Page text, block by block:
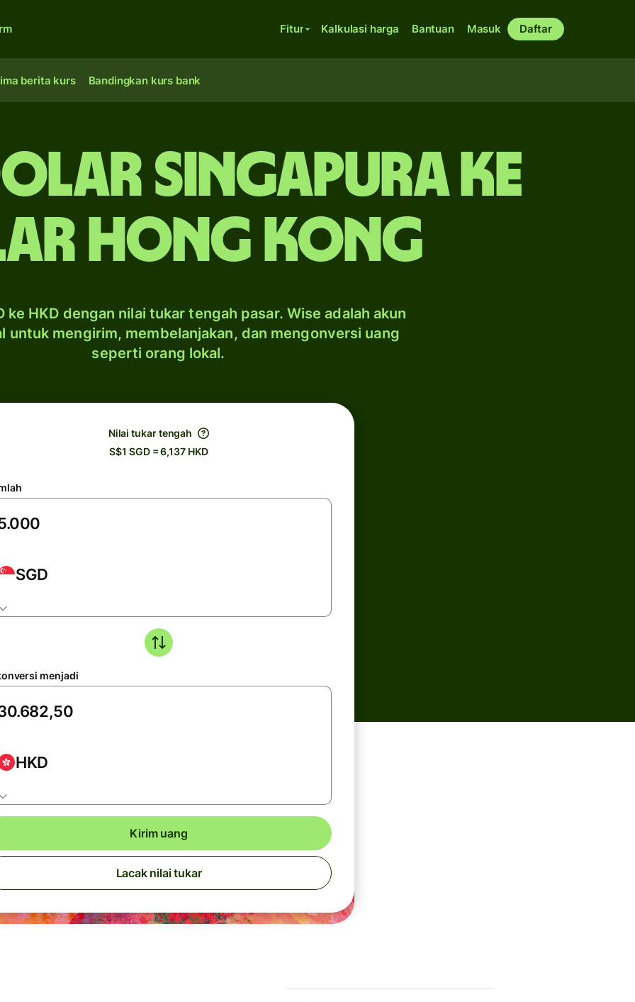
Fitur Kalkulasi harga Bantuan Masuk Daftar
berita kurs Bandingkan kurs bank
Singapura ke
Hong Kong
ke HKD dengan nilai tukar tengah pasar. Wise adalah akun
untuk mengirim, membelanjakan, dan mengonversi uang
seperti orang lokal.
Nilai tukar tengah
S$1 SGD = 6,137 HKD
SGD
menjadi
HKD
Kirim uang
Lacak nilai tukar